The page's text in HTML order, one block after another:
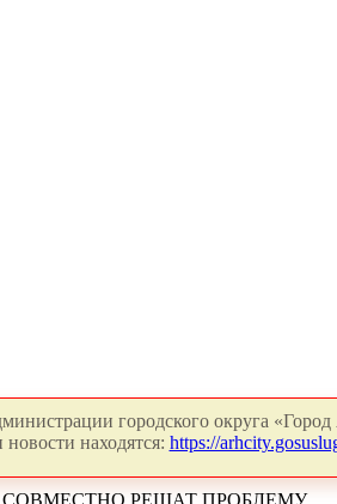
городского округа
находятся: https://
РЕШАТ ПРОБЛЕМУ